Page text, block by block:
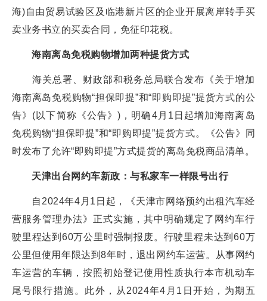
海)自由贸易试验区及临港新片区的企业开展离岸转手买
卖业务书立的买卖合同，免征印花税。
海南离岛免税购物增加两种提货方式
海关总署、财政部和税务总局联合发布《关于增加
海南离岛免税购物“担保即提”和“即购即提”提货方式的公
告》(以下简称《公告》)，明确4月1日起增加海南离岛
免税购物“担保即提”和“即购即提”提货方式。《公告》同
时发布了允许“即购即提”方式提货的离岛免税商品清单。
天津出台网约车新政：与私家车一样限号出行
自2024年4月1日起，《天津市网络预约出租汽车经
营服务管理办法》正式实施，其中明确规定了网约车行
驶里程达到60万公里时强制报废。行驶里程未达到60万
公里但使用年限达到8年时，退出网约车运营。从事网约
车运营的车辆，按照初始登记使用性质执行本市机动车
尾号限行措施。此外，从2024年4月1日开始，为期五